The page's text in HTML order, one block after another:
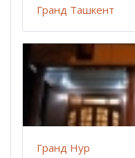
Гранд Ташкент
Гранд Нур